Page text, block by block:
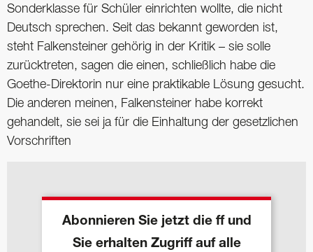
Sonderklasse für Schüler einrichten wollte, die nicht
Deutsch sprechen. Seit das bekannt geworden ist,
steht Falkensteiner gehörig in der Kritik – sie solle
zurücktreten, sagen die einen, schließlich habe die
Goethe-Direktorin nur eine praktikable Lösung gesucht.
Die anderen meinen, Falkensteiner habe korrekt
gehandelt, sie sei ja für die Einhaltung der gesetzlichen
Vorschriften
Abonnieren Sie jetzt die ff und
Sie erhalten Zugriff auf alle